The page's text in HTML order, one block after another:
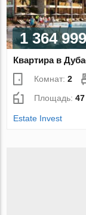
1 364
Квартира в
Комнат:2
Площадь:
Estate Invest